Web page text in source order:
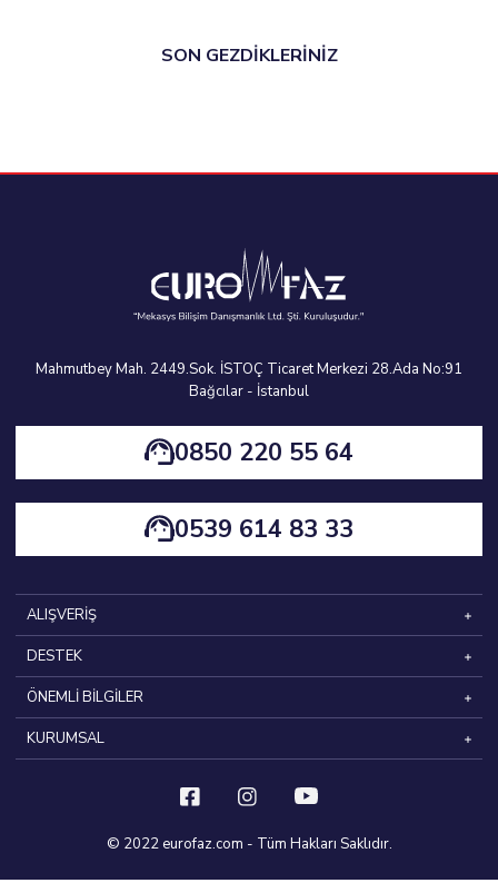
SON GEZDİKLERİNİZ
Mahmutbey Mah. 2449.Sok. İSTOÇ Ticaret Merkezi 28.Ada No:91
Bağcılar - İstanbul
0850 220 55 64
0539 614 83 33
ALIŞVERİŞ
DESTEK
ÖNEMLİ BİLGİLER
KURUMSAL
© 2022 eurofaz.com - Tüm Hakları Saklıdır.